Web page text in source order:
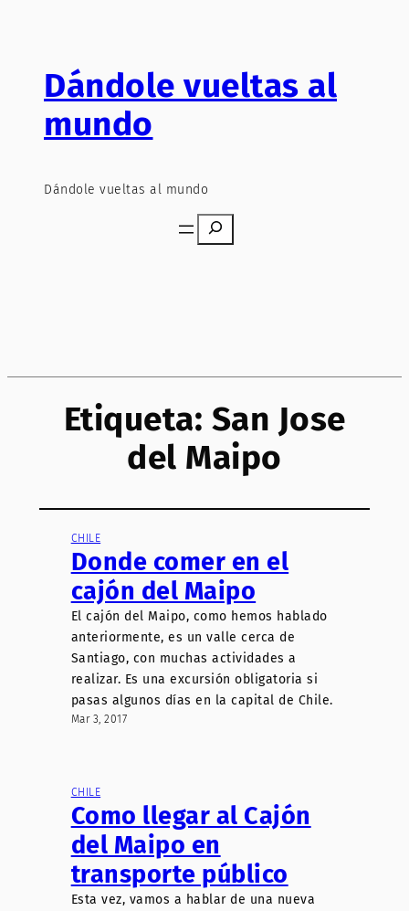
contenido
Dándole vueltas al
mundo
Dándole vueltas al mundo
Search
Etiqueta: San Jose
del Maipo
CHILE
Donde comer en el
cajón del Maipo
El cajón del Maipo, como hemos hablado
anteriormente, es un valle cerca de
Santiago, con muchas actividades a
realizar. Es una excursión obligatoria si
pasas algunos días en la capital de Chile.
Mar 3, 2017
CHILE
Como llegar al Cajón
del Maipo en
transporte público
Esta vez, vamos a hablar de una nueva